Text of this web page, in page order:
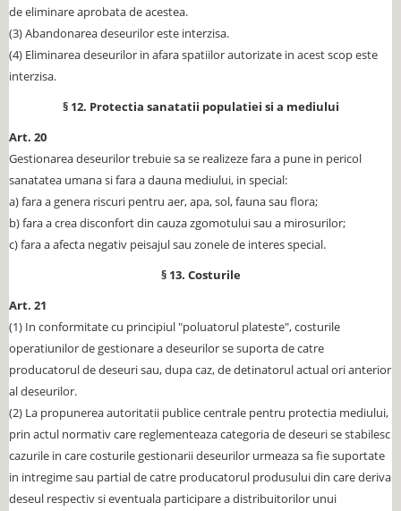
de eliminare aprobata de acestea.
(3) Abandonarea deseurilor este interzisa.
(4) Eliminarea deseurilor in afara spatiilor autorizate in acest scop este
interzisa.
§ 12. Protectia sanatatii populatiei si a mediului
Art. 20
Gestionarea deseurilor trebuie sa se realizeze fara a pune in pericol
sanatatea umana si fara a dauna mediului, in special:
a) fara a genera riscuri pentru aer, apa, sol, fauna sau flora;
b) fara a crea disconfort din cauza zgomotului sau a mirosurilor;
c) fara a afecta negativ peisajul sau zonele de interes special.
§ 13. Costurile
Art. 21
(1) In conformitate cu principiul "poluatorul plateste", costurile
operatiunilor de gestionare a deseurilor se suporta de catre
producatorul de deseuri sau, dupa caz, de detinatorul actual ori anterior
al deseurilor.
(2) La propunerea autoritatii publice centrale pentru protectia mediului,
prin actul normativ care reglementeaza categoria de deseuri se stabilesc
cazurile in care costurile gestionarii deseurilor urmeaza sa fie suportate
in intregime sau partial de catre producatorul produsului din care deriva
deseul respectiv si eventuala participare a distribuitorilor unui